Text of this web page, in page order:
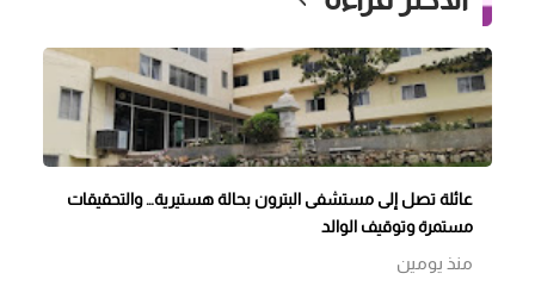
عائلة تصل إلى مستشفى البترون بحالة هستيرية… والتحقيقات
مستمرة وتوقيف الوالد
منذ يومين